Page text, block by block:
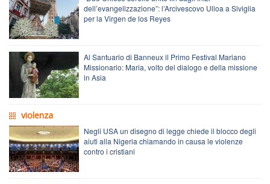
dell’evangelizzazione”: l’Arcivescovo Ulloa a Siviglia
per la Virgen de los Reyes
Al Santuario di Banneux il Primo Festival Mariano
Missionario: Maria, volto del dialogo e della missione
in Asia
violenza
Negli USA un disegno di legge chiede il blocco degli
aiuti alla Nigeria chiamando in causa le violenze
contro i cristiani